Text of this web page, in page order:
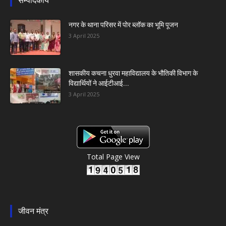
नगर के थाना परिसर में पोर ब्लॉक का भूमि पूजन
3 April 2025
शासकीय कचना धुरवा महाविद्यालय के भौतिकी विभाग के
विद्यार्थियों ने आईटीआई...
3 April 2025
Total Page View
जीवन मंत्र